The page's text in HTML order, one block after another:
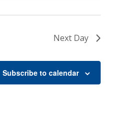
Next Day
Subscribe to calendar